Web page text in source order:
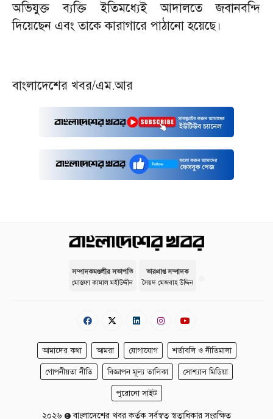
অভিযুক্ত ব্যক্তি ইতিমধ্যেই আদালতে জবানবন্দি
দিয়েছেন এবং তাকে কারাগারে পাঠানো হয়েছে।
বাংলাদেশের খবর/এম.আর
সম্পাদকমণ্ডলীর সভাপতি
মোস্তফা কামাল মহীউদ্দীন
ভারপ্রাপ্ত সম্পাদক
সৈয়দ মেজবাহ উদ্দিন
আমাদের কথা আমরা যোগাযোগ শর্তাবলি ও নীতিমালা
গোপনীয়তা নীতি বিজ্ঞাপন মূল্য তালিকা সোশ্যাল মিডিয়া
পুরোনো সাইট
২০২৬ বাংলাদেশের খবর কর্তৃক সর্বস্বত্ব স্বত্বাধিকার সংরক্ষিত